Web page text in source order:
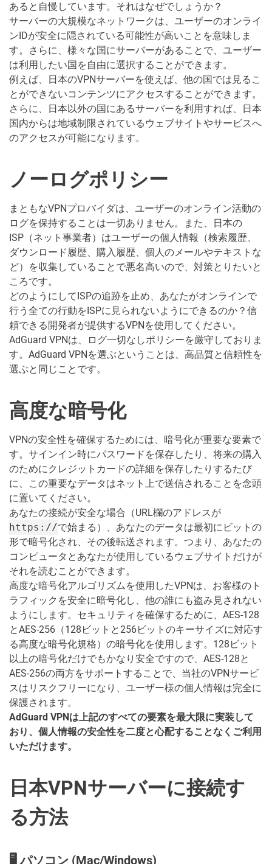
あると自慢しています。それはなぜでしょうか？
サーバーの大規模なネットワークは、ユーザーのオンライ
ンIDが安全に隠されている可能性が高いことを意味しま
す。さらに、様々な国にサーバーがあることで、ユーザー
は利用したい国を自由に選択することができます。
例えば、日本のVPNサーバーを使えば、他の国では見るこ
とができないコンテンツにアクセスすることができます。
さらに、日本以外の国にあるサーバーを利用すれば、日本
国内からは地域制限されているウェブサイトやサービスへ
のアクセスが可能になります。
ノーログポリシー
まともなVPNプロバイダは、ユーザーのオンライン活動の
ログを保持することは一切ありません。また、日本の
ISP（ネット事業者）はユーザーの個人情報（検索履歴、
ダウンロード履歴、購入履歴、個人のメールやテキストな
ど）を収集していることで悪名高いので、対策とりたいと
ころです。
どのようにしてISPの追跡を止め、あなたがオンラインで
行う全ての行動をISPに見られないようにできるのか？信
頼できる開発者が提供するVPNを使用してください。
AdGuard VPNは、ログ一切なしポリシーを厳守しておりま
す。AdGuard VPNを選ぶということは、高品質と信頼性を
選ぶと同じことです。
高度な暗号化
VPNの安全性を確保するためには、暗号化が重要な要素で
す。サインイン時にパスワードを保存したり、将来の購入
のためにクレジットカードの詳細を保存したりするたび
に、この重要なデータはネット上で送信されることを念頭
に置いてください。
あなたの接続が安全な場合（URL欄のアドレスが
https://で始まる）、あなたのデータは最初にビットの
形で暗号化され、その後転送されます。つまり、あなたの
コンピュータとあなたが使用しているウェブサイトだけが
それを読むことができます。
高度な暗号化アルゴリズムを使用したVPNは、お客様のト
ラフィックを安全に暗号化し、他の誰にも盗み見されない
ようにします。セキュリティを確保するために、AES-128
とAES-256（128ビットと256ビットのキーサイズに対応す
る高度な暗号化規格）の暗号化を使用します。128ビット
以上の暗号化だけでもかなり安全ですので、AES-128と
AES-256の両方をサポートすることで、当社のVPNサービ
スはリスクフリーになり、ユーザー様の個人情報は完全に
保護されます。
AdGuard VPNは上記のすべての要素を最大限に実装して
おり、個人情報の安全性を二度と心配することなくご利用
いただけます。
日本VPNサーバーに接続す
る方法
🖥 パソコン (Mac/Windows)